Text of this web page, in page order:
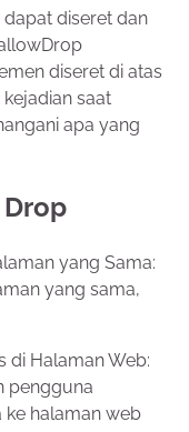
diseret dan
diseret di atas
saat
apa yang
yang Sama:
yang sama,
di Halaman Web:
pengguna
halaman web